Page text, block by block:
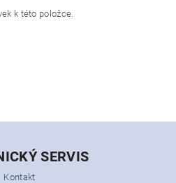
k této položce.
SERVIS
Kontakt